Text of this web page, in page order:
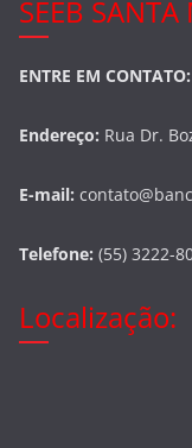
SEEB
ENTRE EM CONTATO:
Endereço: Rua Dr.
E-mail:
Telefone: (55) 3222-
Localização: